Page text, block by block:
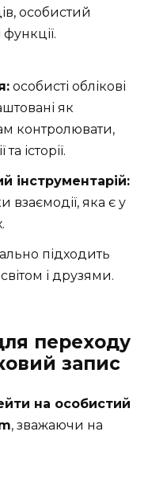
особистий
особисті облікові
як
контролювати,
історії.
інструментарій:
взаємодії, яка є у
підходить
і друзями.
переходу
запис
на особистий
, зважаючи на